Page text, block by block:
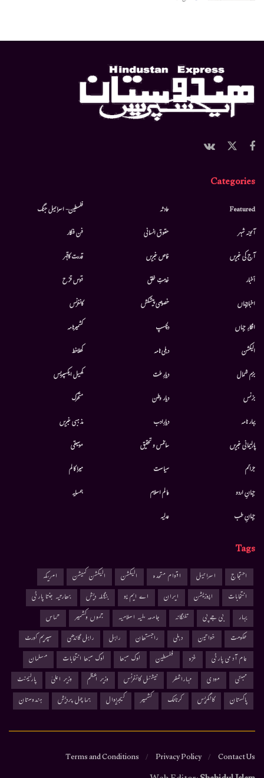
Categories
Featured
آئینہ شہر
آج کی خبریں
أخبار
اخبارجہاں
افکارِ جہاں
الیکشن
بزم شمال
بزنس
بہار نامہ
پارلیمانی خبریں
جرائم
جہانِ اردو
جہانِ طب
حادثہ
حقوق انسانی
خاص خبریں
خدمتِ خلق
خصوصی پیشکش
دلچسپ
دہلی نامہ
دیارِ ملت
دیار وطن
دیارِادب
سائنس و تحقیق
سیاست
عالم اسلام
عدلیہ
فلسطین- اسرائیل جنگ
فن فنکار
قدرت کاقہر
قوس قزح
کانفرنس
کشمیرنامہ
کھلاخط
کھیل ایکسپریس
متحرك
مذہبی خبریں
موسيقى
میرا کالم
ہمسایہ
Tags
احتجاج اسرائیل اقوام متحدہ الیکشن الیکشن کمیشن
امریکہ
انتخابات
اپوزیشن ایران اے ایم یو بنگلہ دیش
بھارتیہ جنتا پارٹی
بہار
بی جے پی تلنگانہ جامعہ ملیہ اسلامیہ جموں وکشمیر
حماس
حکومت
خواتین دہلی راجستھان راہل راہل گاندھی
سپریم کورٹ
عام آدمی پارٹی
غزہ فلسطین لوک سبھا لوک سبھا انتخابات
مسلمان
ممبئی
مودی مہاراشٹر نیشنل کانفرنس وزیر اعظم وزیر اعلیٰ
پارلیمنٹ
پاکستان
کانگریس کرناٹک کشمیر کیجریوال ہماچل پردیش ہندوستان
Contact Us
Privacy Policy
Terms and Conditions